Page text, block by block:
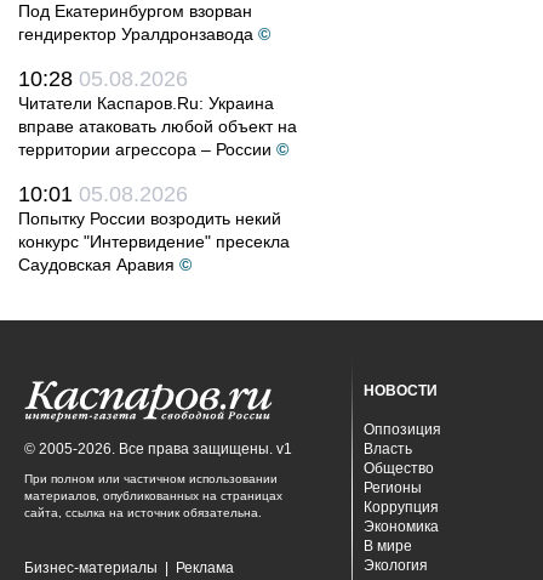
Под Екатеринбургом взорван
гендиректор Уралдронзавода ©
10:28 05.08.2026
Читатели Каспаров.Ru: Украина
вправе атаковать любой объект на
территории агрессора – России ©
10:01 05.08.2026
Попытку России возродить некий
конкурс "Интервидение" пресекла
Саудовская Аравия ©
© 2005-2026. Все права защищены. v1
При полном или частичном использовании
материалов, опубликованных на страницах
сайта, ссылка на источник обязательна.
Бизнес-материалы Реклама
НОВОСТИ
Оппозиция
Власть
Общество
Регионы
Коррупция
Экономика
В мире
Экология